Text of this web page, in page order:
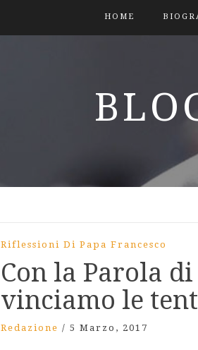
HOME
Riflessioni Di Papa Francesco
Con la Parola
vinciamo le
Redazione / 5 Marzo, 2017